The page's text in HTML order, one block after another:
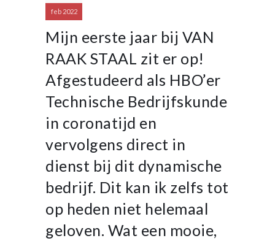
feb 2022
Mijn eerste jaar bij VAN
RAAK STAAL zit er op!
Afgestudeerd als HBO’er
Technische Bedrijfskunde
in coronatijd en
vervolgens direct in
dienst bij dit dynamische
bedrijf. Dit kan ik zelfs tot
op heden niet helemaal
geloven. Wat een mooie,